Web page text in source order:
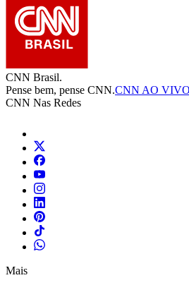
CNN Brasil.
Pense bem, pense CNN.CNN AO VIVO
CNN Nas Redes
Mais